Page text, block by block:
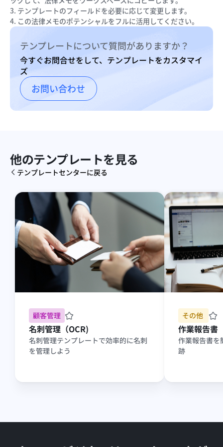
3. テンプレートのフィールドを必要に応じて変更します。
4. この法律メモのポテンシャルをフルに活用してください。
テンプレートについて質問がありますか？
今すぐお問合せをして、テンプレートをカスタマイ
ズ
お問い合わせ
他のテンプレートを見る
テンプレートセンターに戻る
顧客管理
名刺管理（OCR)
名刺管理テンプレートで効率的に名刺
を管理しよう
その他
作業報告書
作業報告書を
跡